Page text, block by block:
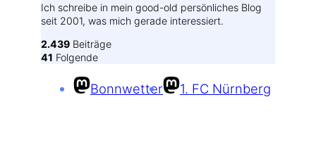
Ich schreibe in mein good-old persönliches Blog
seit 2001, was mich gerade interessiert.
2.439 Beiträge
41 Folgende
Bonnwetter 1. FC Nürnberg